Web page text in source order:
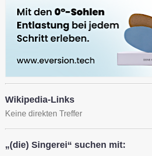
Wikipedia-Links
Keine direkten Treffer
„(die) Singerei“ suchen mit: